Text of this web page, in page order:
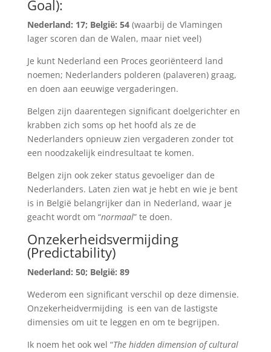
Goal):
Nederland: 17; België: 54(waarbij de Vlamingen
lager scoren dan de Walen, maar niet veel)
Je kunt Nederland een Proces georiënteerd land
noemen; Nederlanders polderen (palaveren) graag,
en doen aan eeuwige vergaderingen.
Belgen zijn daarentegen significant doelgerichter en
krabben zich soms op het hoofd als ze de
Nederlanders opnieuw zien vergaderen zonder tot
een noodzakelijk eindresultaat te komen.
Belgen zijn ook zeker status gevoeliger dan de
Nederlanders. Laten zien wat je hebt en wie je bent
is in België belangrijker dan in Nederland, waar je
geacht wordt om “normaal” te doen.
Onzekerheidsvermijding
(Predictability)
Nederland: 50; België: 89
Wederom een significant verschil op deze dimensie.
Onzekerheidvermijding is een van de lastigste
dimensies om uit te leggen en om te begrijpen.
Ik noem het ook wel “The hidden dimension of cultural